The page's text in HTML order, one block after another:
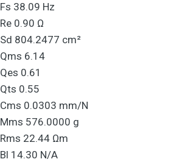
Fs 38.09 Hz
Re 0.90 Ω
Sd 804.2477 cm²
Qms 6.14
Qes 0.61
Qts 0.55
Cms 0.0303 mm/N
Mms 576.0000 g
Rms 22.44 Ωm
Bl 14.30 N/A